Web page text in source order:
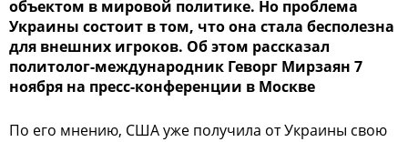
объектом в мировой политике. Но проблема
Украины состоит в том, что она стала бесполезна
для внешних игроков. Об этом рассказал
политолог-международник Геворг Мирзаян 7
ноября на пресс-конференции в Москве
По его мнению, США уже получила от Украины свою